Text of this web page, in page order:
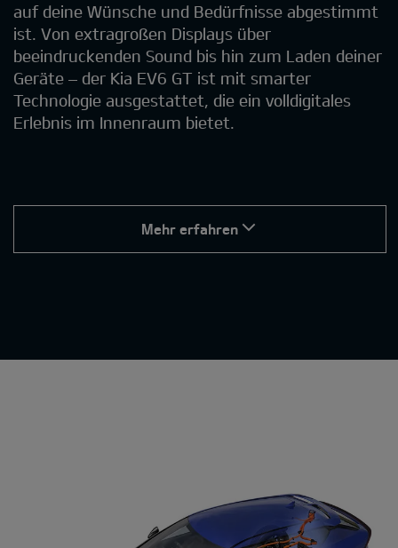
auf deine Wünsche und Bedürfnisse abgestimmt
ist. Von extragroßen Displays über
beeindruckenden Sound bis hin zum Laden deiner
Geräte – der Kia EV6 GT ist mit smarter
Technologie ausgestattet, die ein volldigitales
Erlebnis im Innenraum bietet.
Mehr erfahren